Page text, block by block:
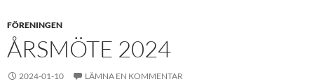
FÖRENINGEN
ÅRSMÖTE 2024
2024-01-10 LÄMNA EN KOMMENTAR